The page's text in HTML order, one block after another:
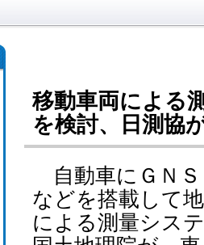
移動車両による
を検討、日測協
自動車にＧＮＳ
などを搭載して
による測量シス